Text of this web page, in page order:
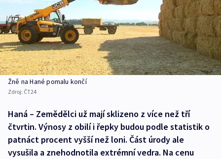
Žně na Hané pomalu končí
Zdroj: ČT24
Haná – Zemědělci už mají sklizeno z více než tří
čtvrtin. Výnosy z obilí i řepky budou podle statistik o
patnáct procent vyšší než loni. Část úrody ale
vysušila a znehodnotila extrémní vedra. Na cenu